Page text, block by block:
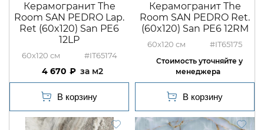
Керамогранит The
Room SAN PEDRO Lap.
Ret (60x120) San PE6
12LP
60x120 #IT65174
4 670 м2
Керамогранит The
Room SAN PEDRO Ret.
(60x120) San PE6 12RM
60x120 #IT65175